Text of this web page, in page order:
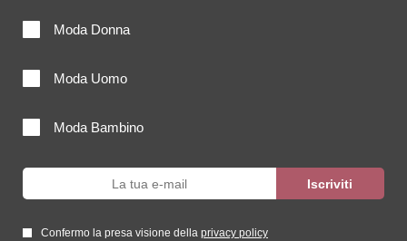
Moda Donna
Moda Uomo
Moda Bambino
Confermo la presa visione della privacy policy